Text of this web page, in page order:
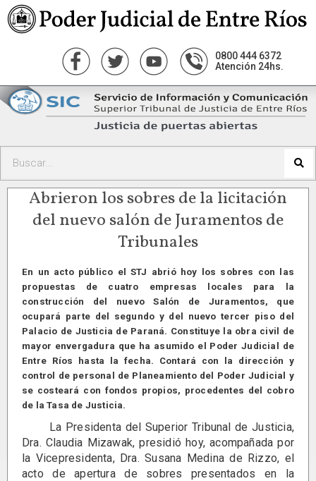
0800 444 6372
Atención 24hs.
Abrieron los sobres de la licitación
del nuevo salón de Juramentos de
Tribunales
En un acto público el STJ abrió hoy los sobres con las
propuestas de cuatro empresas locales para la
construcción del nuevo Salón de Juramentos, que
ocupará parte del segundo y del nuevo tercer piso del
Palacio de Justicia de Paraná. Constituye la obra civil de
mayor envergadura que ha asumido el Poder Judicial de
Entre Ríos hasta la fecha. Contará con la dirección y
control de personal de Planeamiento del Poder Judicial y
se costeará con fondos propios, procedentes del cobro
de la Tasa de Justicia.
La Presidenta del Superior Tribunal de Justicia,
Dra. Claudia Mizawak, presidió hoy, acompañada por
la Vicepresidenta, Dra. Susana Medina de Rizzo, el
acto de apertura de sobres presentados en la